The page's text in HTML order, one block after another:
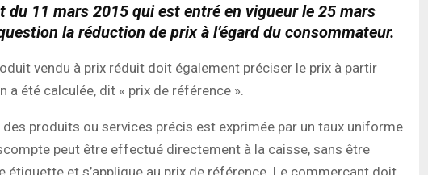
du 11 mars 2015 qui est entré en vigueur le 25 mars
la réduction de prix à l’égard du consommateur.
vendu à prix réduit doit également préciser le prix à partir
a été calculée, dit « prix de référence ».
produits ou services précis est exprimée par un taux uniforme
peut être effectué directement à la caisse, sans être
étiquette et s’applique au prix de référence. Le commerçant doit